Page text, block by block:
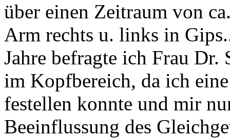
über einen Zeitraum von
Arm rechts u. links in
Jahre befragte ich Frau Dr.
im Kopfbereich, da ich
festellen konnte und mir
Beeinflussung des